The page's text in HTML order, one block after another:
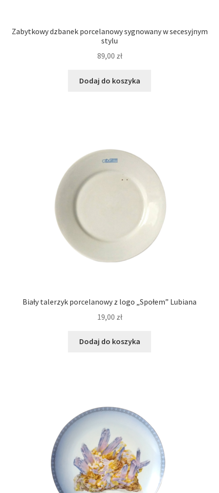
Zabytkowy dzbanek porcelanowy sygnowany w secesyjnym
stylu
89,00 zł
Dodaj do koszyka
Biały talerzyk porcelanowy z logo „Społem” Lubiana
19,00 zł
Dodaj do koszyka